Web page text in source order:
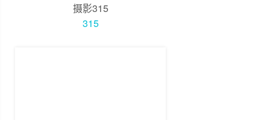
摄影315
315